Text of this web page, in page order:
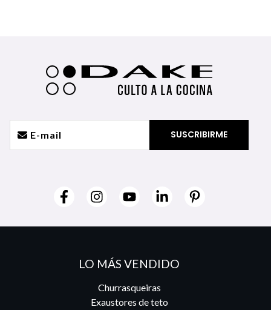
LO MÁS VENDIDO
Churrasqueiras
Exaustores de teto